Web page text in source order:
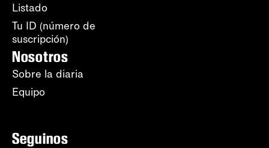
Listado
Tu ID (número de
suscripción)
Nosotros
Sobre la diaria
Equipo
Seguinos